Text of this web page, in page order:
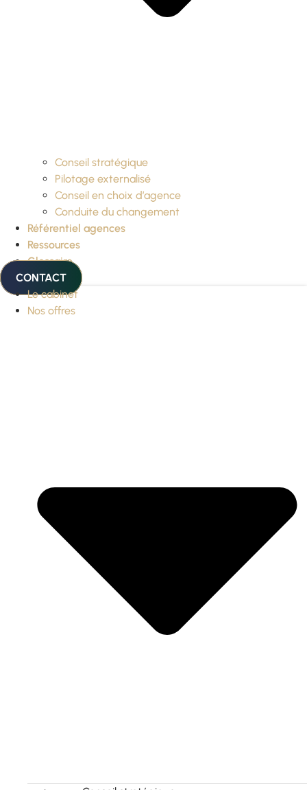
Conseil stratégique
Pilotage externalisé
Conseil en choix d’agence
Conduite du changement
Référentiel agences
Ressources
Glossaire
CONTACT
Le cabinet
Nos offres